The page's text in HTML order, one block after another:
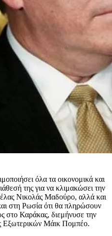
όλα τα οικονομικά και
της για να κλιμακώσει την
Νικολάς Μαδούρο, αλλά και
στη Ρωσία ότι θα πληρώσουν
στο Καράκας, διεμήνυσε την
Εξωτερικών Μάικ Πομπέο.